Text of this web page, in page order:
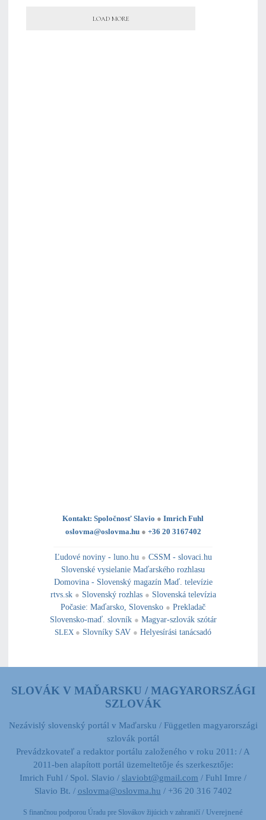
LOAD MORE
Kontakt: Spoločnosť Slavio ● Imrich Fuhl
oslovma@oslovma.hu ● +36 20 3167402
Ľudové noviny - luno.hu ● CSSM - slovaci.hu
Slovenské vysielanie Maďarského rozhlasu
Domovina - Slovenský magazín Maď. televízie
rtvs.sk ● Slovenský rozhlas ● Slovenská televízia
Počasie: Maďarsko Slovensko ● Prekladač
Slovensko-maď. slovník ● Magyar-szlovák szótár
SLEX ● Slovníky SAV ● Helyesírási tanácsadó
SLOVÁK V MAĎARSKU / MAGYARORSZÁGI
SZLOVÁK
Nezávislý slovenský portál v Maďarsku / Független magyarországi
szlovák portál
Prevádzkovateľ a redaktor portálu založeného v roku 2011: / A
2011-ben alapított portál üzemeltetője és szerkesztője:
Imrich Fuhl / Spol. Slavio / slaviobt@gmail.com / Fuhl Imre /
Slavio Bt. / oslovma@oslovma.hu / +36 20 316 7402
S finančnou podporou Úradu pre Slovákov žijúcich v zahraničí / Uverejnené